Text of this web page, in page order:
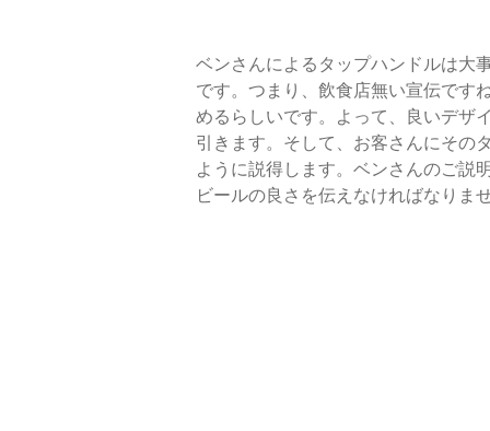
ベンさんによるタップハンドルは大
です。つまり、飲食店無い宣伝です
めるらしいです。よって、良いデザ
引きます。そして、お客さんにその
ように説得します。ベンさんのご説
ビールの良さを伝えなければなりま